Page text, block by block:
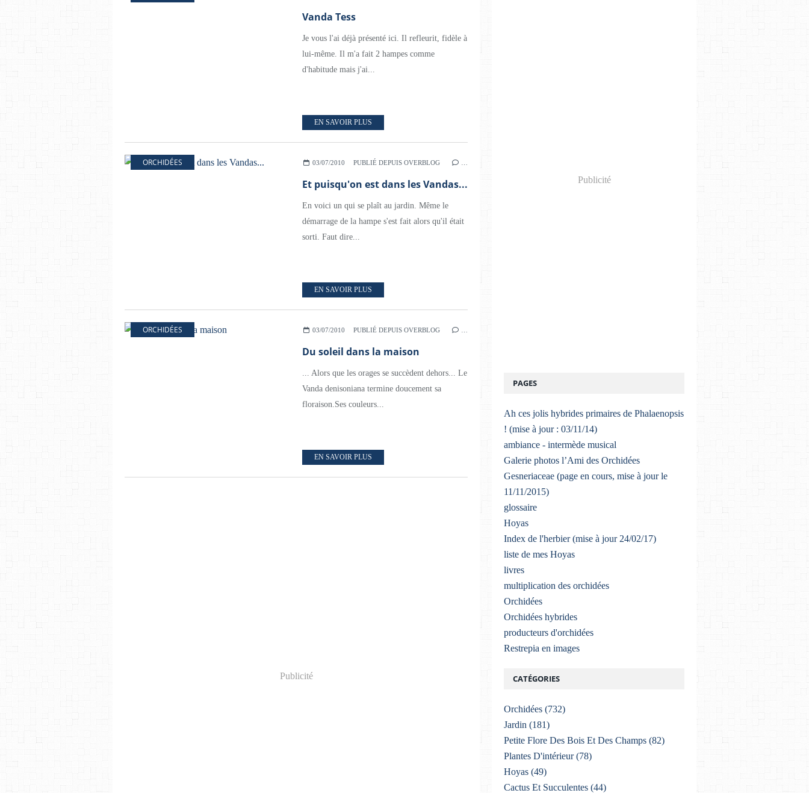
Vanda Tess
Je vous l'ai déjà présenté ici. Il refleurit, fidèle à
lui-même. Il m'a fait 2 hampes comme
d'habitude mais j'ai...
EN SAVOIR PLUS
ORCHIDÉES 03/07/2010 PUBLIÉ DEPUIS OVERBLOG
Et puisqu'on est dans les Vandas...
En voici un qui se plaît au jardin. Même le
démarrage de la hampe s'est fait alors qu'il était
sorti. Faut dire...
EN SAVOIR PLUS
ORCHIDÉES 03/07/2010 PUBLIÉ DEPUIS OVERBLOG
Du soleil dans la maison
... Alors que les orages se succèdent dehors... Le
Vanda denisoniana termine doucement sa
floraison.Ses couleurs...
EN SAVOIR PLUS
Publicité
Publicité
PAGES
Ah ces jolis hybrides primaires de Phalaenopsis
! (mise à jour : 03/11/14)
ambiance - intermède musical
Galerie photos l’Ami des Orchidées
Gesneriaceae (page en cours, mise à jour le
11/11/2015)
glossaire
Hoyas
Index de l'herbier (mise à jour 24/02/17)
liste de mes Hoyas
livres
multiplication des orchidées
Orchidées
Orchidées hybrides
producteurs d'orchidées
Restrepia en images
CATÉGORIES
Orchidées (732)
Jardin (181)
Petite Flore Des Bois Et Des Champs (82)
Plantes D'intérieur(78)
Hoyas (49)
Cactus Et Succulentes (44)